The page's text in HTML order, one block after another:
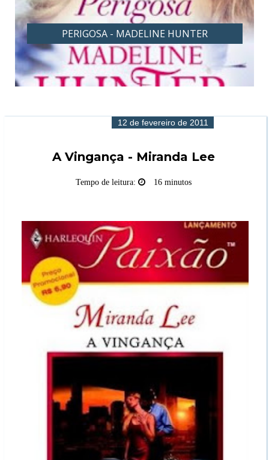
PECADORA - MADELINE HUNTER
12 de fevereiro de 2011
A Vingança - Miranda Lee
Tempo de leitura: 16 minutos